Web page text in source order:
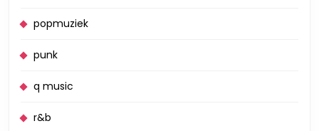
popmuziek
punk
q music
r&b